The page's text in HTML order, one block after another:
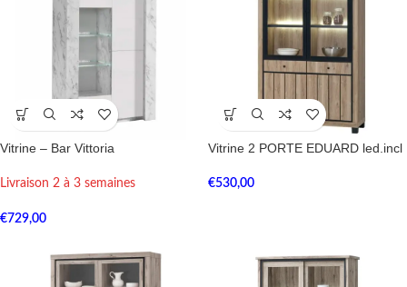
Vitrine – Bar Vittoria
Livraison 2 à 3 semaines
€729,00
Vitrine 2 PORTE EDUARD led.incl
€530,00